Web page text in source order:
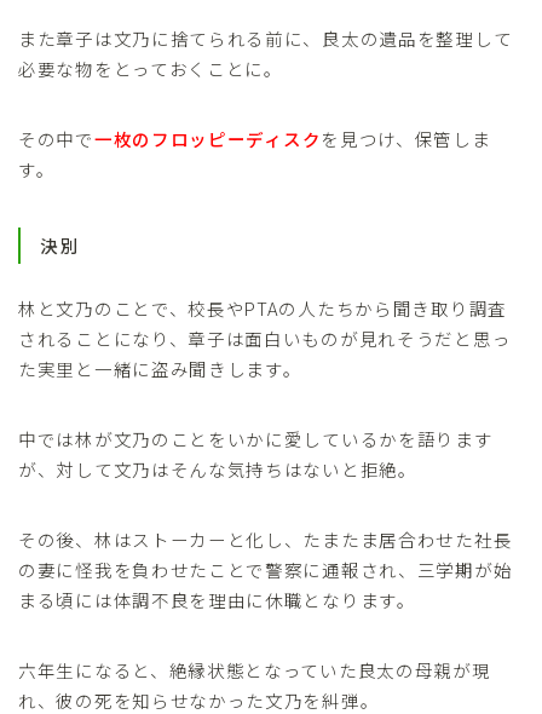
また章子は文乃に捨てられる前に、良太の遺品を整理して
必要な物をとっておくことに。
その中で一枚のフロッピーディスクを見つけ、保管しま
す。
決別
林と文乃のことで、校長やPTAの人たちから聞き取り調査
されることになり、章子は面白いものが見れそうだと思っ
た実里と一緒に盗み聞きします。
中では林が文乃のことをいかに愛しているかを語ります
が、対して文乃はそんな気持ちはないと拒絶。
その後、林はストーカーと化し、たまたま居合わせた社長
の妻に怪我を負わせたことで警察に通報され、三学期が始
まる頃には体調不良を理由に休職となります。
六年生になると、絶縁状態となっていた良太の母親が現
れ、彼の死を知らせなかった文乃を糾弾。